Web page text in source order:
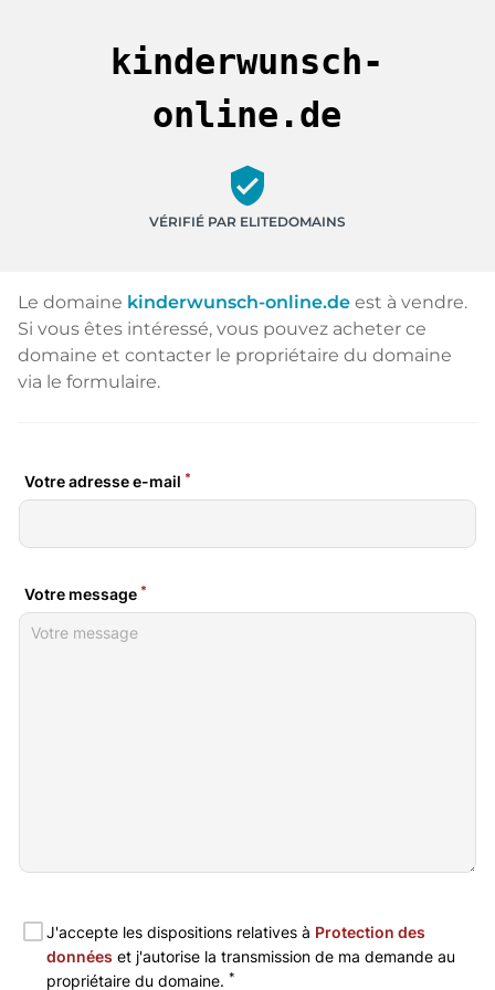
kinderwunsch-
online.de
verified_user
VÉRIFIÉ PAR ELITEDOMAINS
Le domaine kinderwunsch-online.de est à vendre.
Si vous êtes intéressé, vous pouvez acheter ce
domaine et contacter le propriétaire du domaine
via le formulaire.